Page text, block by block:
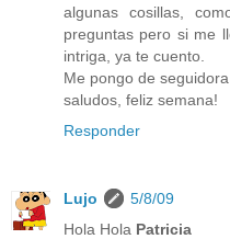
algunas cosillas,
preguntas pero si me
intriga, ya te cuento.
Me pongo de
saludos, feliz semana!
Responder
Lujo
5/8/09
Hola Hola Patricia